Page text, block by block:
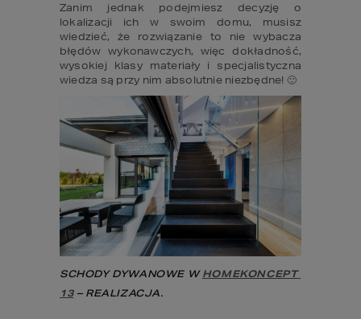
Zanim jednak podejmiesz decyzję o
lokalizacji ich w swoim domu, musisz
wiedzieć, że rozwiązanie to nie wybacza
błędów wykonawczych, więc dokładność,
wysokiej klasy materiały i specjalistyczna
wiedza są przy nim absolutnie niezbędne! 🙂
SCHODY DYWANOWE W HOMEKONCEPT
13 – REALIZACJA.